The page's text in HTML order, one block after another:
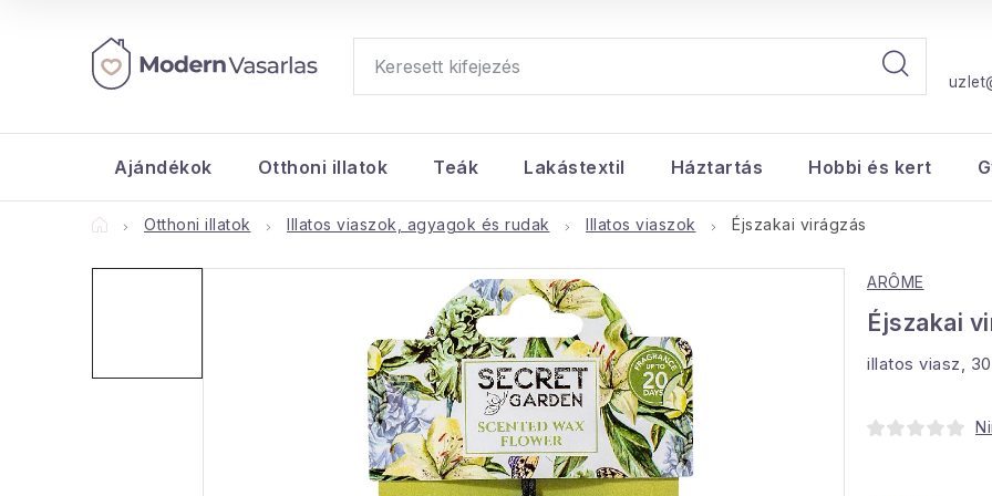
tartalomhoz
Ajándékok Otthoni illatok Teák Lakástextil Háztartás Hobbi és kert
KezdőlapOtthoni illatok Illatos viaszok, agyagok és rudak Illatos viaszok Éjszakai virágzás
ARÔME
Éjszakai
illatos viasz,